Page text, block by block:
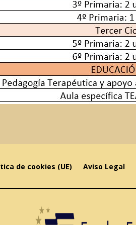
de cookies (UE) Aviso Legal